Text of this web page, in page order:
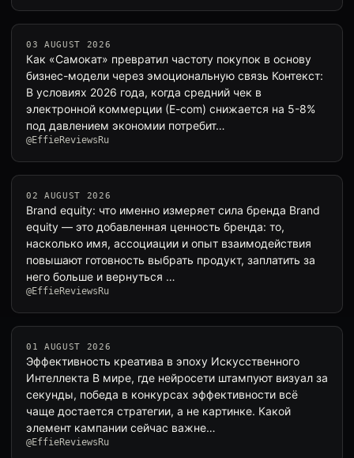
03 AUGUST 2026
Как «Самокат» превратил частоту покупок в основу
бизнес-модели через эмоциональную связь Контекст:
В условиях 2026 года, когда средний чек в
электронной коммерции (E-com) снижается на 5-8%
под давлением экономии потребит…
@EffieReviewsRu
02 AUGUST 2026
Brand equity: что именно измеряет сила бренда Brand
equity — это добавленная ценность бренда: то,
насколько имя, ассоциации и опыт взаимодействия
повышают готовность выбрать продукт, заплатить за
него больше и вернуться …
@EffieReviewsRu
01 AUGUST 2026
Эффективность креатива в эпоху Искусственного
Интеллекта В мире, где нейросети штампуют визуал за
секунды, победа в конкурсах эффективности всё
чаще достается стратегии, а не картинке. Какой
элемент кампании сейчас важне…
@EffieReviewsRu